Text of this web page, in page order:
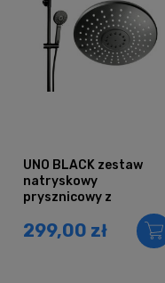
UNO BLACK zestaw
natryskowy
prysznicowy z
deszczownicą CZARNY
299,00 zł